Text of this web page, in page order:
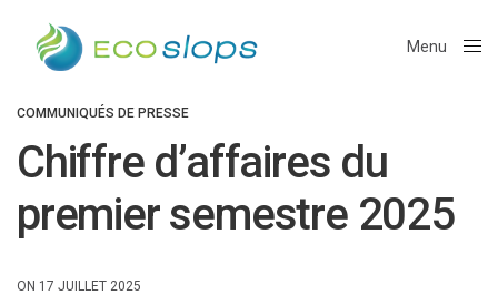
Menu
COMMUNIQUÉS DE PRESSE
Chiffre d’affaires du
premier semestre 2025
ON 17 JUILLET 2025